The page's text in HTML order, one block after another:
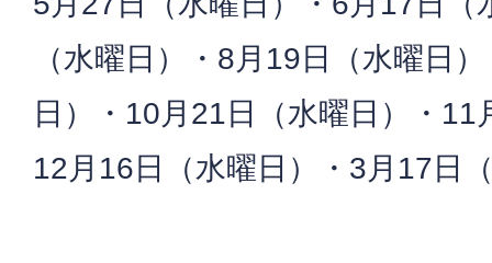
（水曜日）・8月19日（水曜日
日）・10月21日（水曜日）・11
12月16日（水曜日）・3月17日